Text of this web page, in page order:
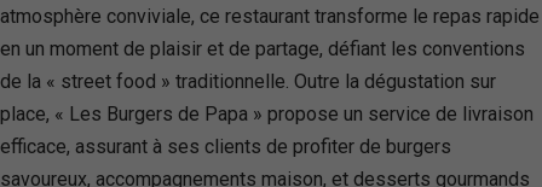
atmosphère conviviale, ce restaurant transforme le repas rapide
en un moment de plaisir et de partage, défiant les conventions
de la « street food » traditionnelle. Outre la dégustation sur
place, « Les Burgers de Papa » propose un service de livraison
efficace, assurant à ses clients de profiter de burgers
savoureux, accompagnements maison, et desserts gourmands